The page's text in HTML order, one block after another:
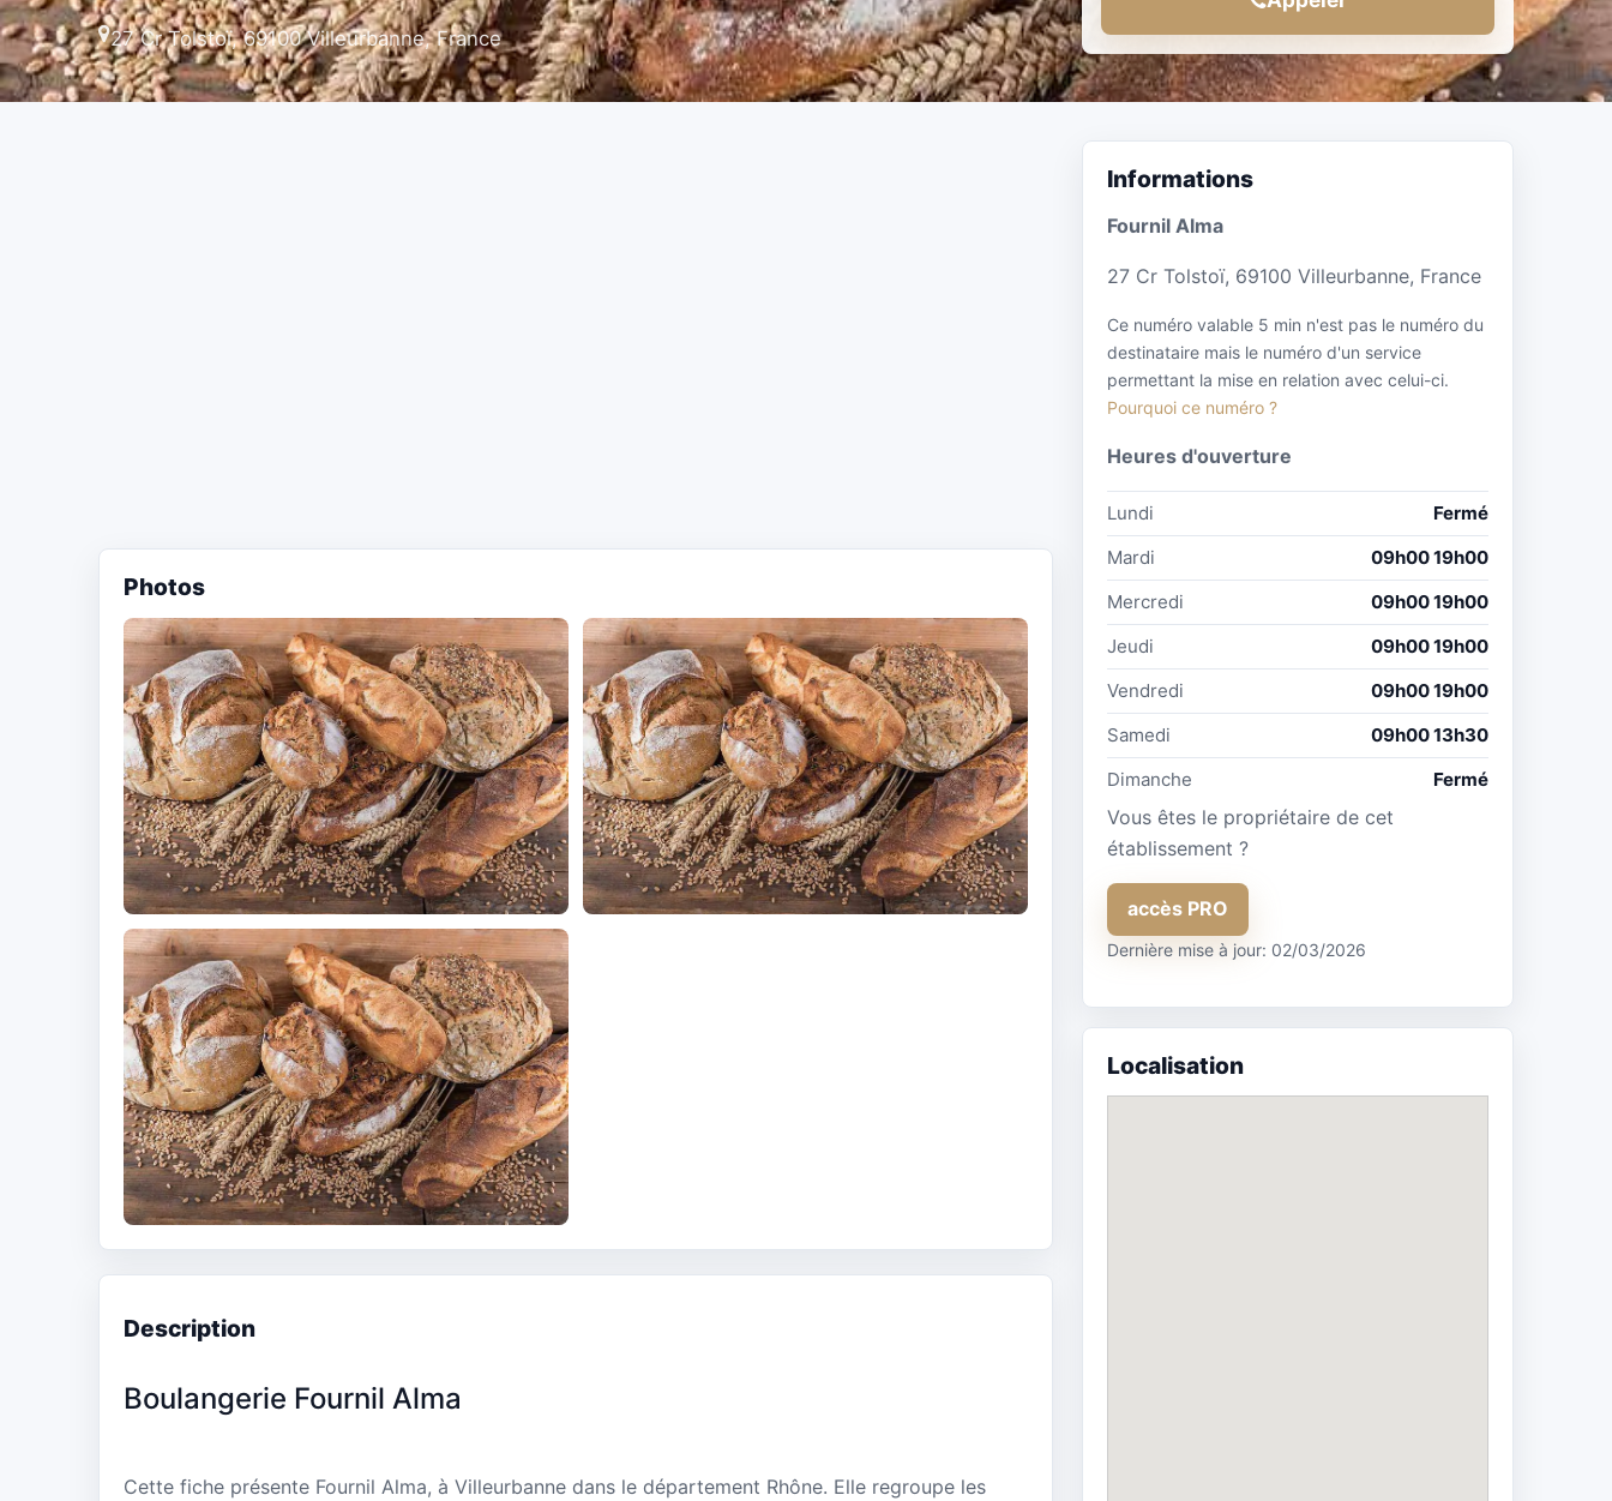
27 Cr Tolstoï, 69100 Villeurbanne, France
Photos
Description
Boulangerie Fournil Alma
Cette fiche présente Fournil Alma, à Villeurbanne dans le département Rhône. Elle regroupe les
Informations
Fournil Alma
27 Cr Tolstoï, 69100 Villeurbanne, France
Ce numéro valable 5 min n'est pas le numéro du
destinataire mais le numéro d'un service
permettant la mise en relation avec celui-ci.
Pourquoi ce numéro ?
Heures d'ouverture
Lundi
Fermé
Mardi
09h00 19h00
Mercredi
09h00 19h00
Jeudi
09h00 19h00
Vendredi
09h00 19h00
Samedi
09h00 13h30
Dimanche
Fermé
Vous êtes le propriétaire de cet
établissement ?
accès PRO
Dernière mise à jour: 02/03/2026
Localisation